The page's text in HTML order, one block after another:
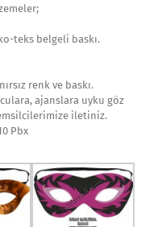
teks belgeli baskı.
renk ve baskı.
ajanslara uyku göz
iletiniz.
Pbx